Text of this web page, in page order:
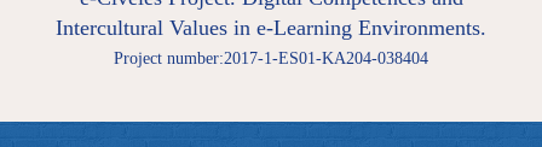
Intercultural Values in e-Learning Environments.
Project number:2017-1-ES01-KA204-038404